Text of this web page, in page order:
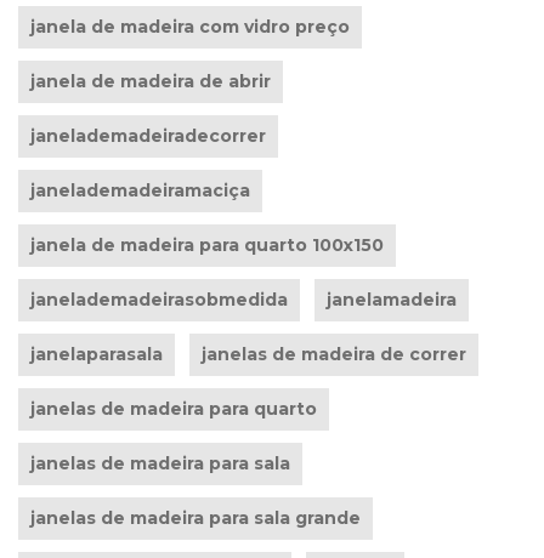
janela de madeira com vidro preço
janela de madeira de abrir
janelademadeiradecorrer
janelademadeiramaciça
janela de madeira para quarto 100x150
janelademadeirasobmedida janelamadeira
janelaparasala janelas de madeira de correr
janelas de madeira para quarto
janelas de madeira para sala
janelas de madeira para sala grande